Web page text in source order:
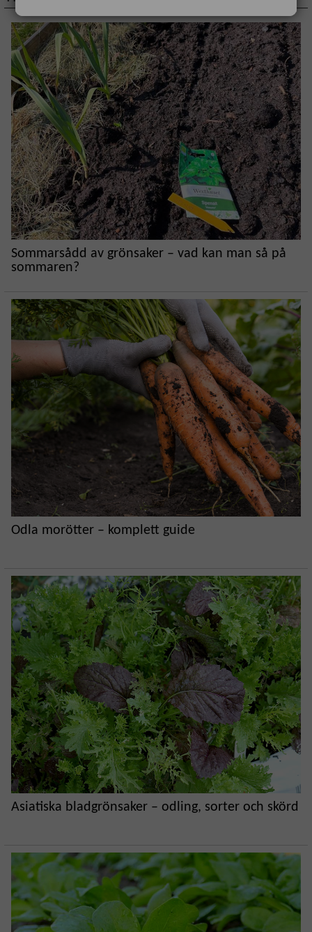
Sommarsådd av grönsaker – vad kan man så på
sommaren?
Odla morötter – komplett guide
Asiatiska bladgrönsaker – odling, sorter och skörd